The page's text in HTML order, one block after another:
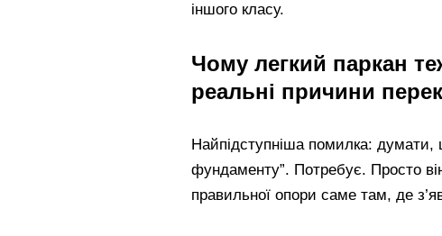
іншого класу.
Чому легкий паркан
реальні причини
Найпідступніша помилка: думати,
фундаменту”. Потребує. Просто
правильної опори саме там, де